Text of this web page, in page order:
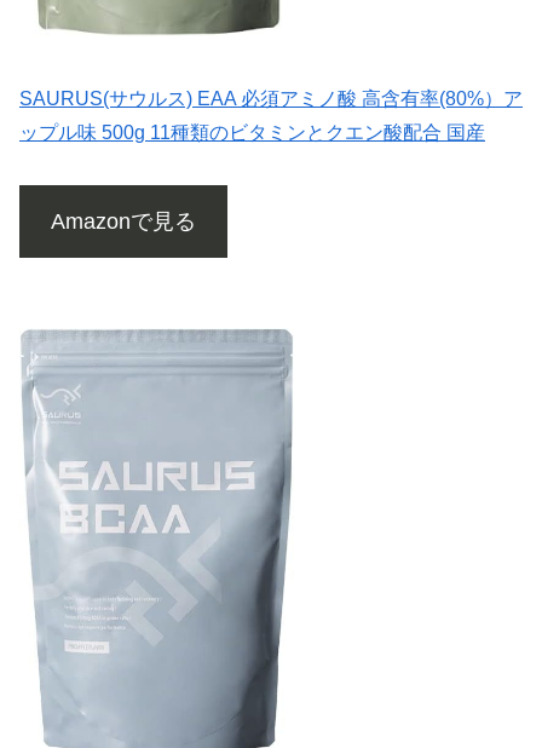
SAURUS(サウルス) EAA 必須アミノ酸 高含有率(80%）ア
ップル味 500g 11種類のビタミンとクエン酸配合 国産
Amazonで見る